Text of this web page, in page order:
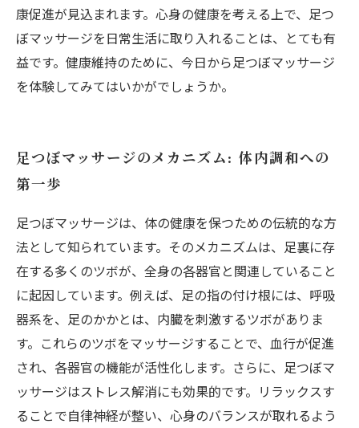
康促進が見込まれます。心身の健康を考える上で、足つ
ぼマッサージを日常生活に取り入れることは、とても有
益です。健康維持のために、今日から足つぼマッサージ
を体験してみてはいかがでしょうか。
足つぼマッサージのメカニズム: 体内調和への
第一歩
足つぼマッサージは、体の健康を保つための伝統的な方
法として知られています。そのメカニズムは、足裏に存
在する多くのツボが、全身の各器官と関連していること
に起因しています。例えば、足の指の付け根には、呼吸
器系を、足のかかとは、内臓を刺激するツボがありま
す。これらのツボをマッサージすることで、血行が促進
され、各器官の機能が活性化します。さらに、足つぼマ
ッサージはストレス解消にも効果的です。リラックスす
ることで自律神経が整い、心身のバランスが取れるよう